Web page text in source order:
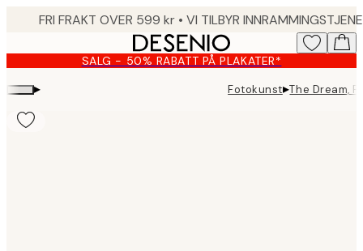
content.
SALG - 50% RABATT PÅ PLAKATER*
▸ Fotokunst▸The Dream,